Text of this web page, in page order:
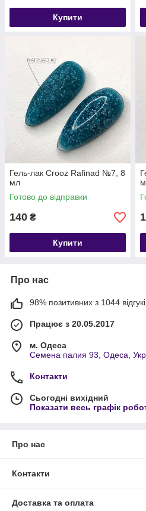
Купити
Гель-лак Crooz Rafinad №7, 8
мл
Готово до відправки
140 ₴
Купити
Про нас
98% позитивних з 1044
Працює з 20.05.2017
м. Одеса
Семена палия 93, Одеса,
Контакти
Сьогодні вихідний
Показати весь графік
Про нас
Контакти
Доставка та оплата